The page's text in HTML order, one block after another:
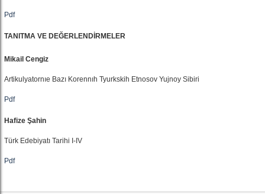
Pdf
TANITMA VE DEĞERLENDİRMELER
Mikail Cengiz
Artikulyatornıe Bazı Korennıh Tyurkskih Etnosov Yujnoy Sibiri
Pdf
Hafize Şahin
Türk Edebiyatı Tarihi I-IV
Pdf